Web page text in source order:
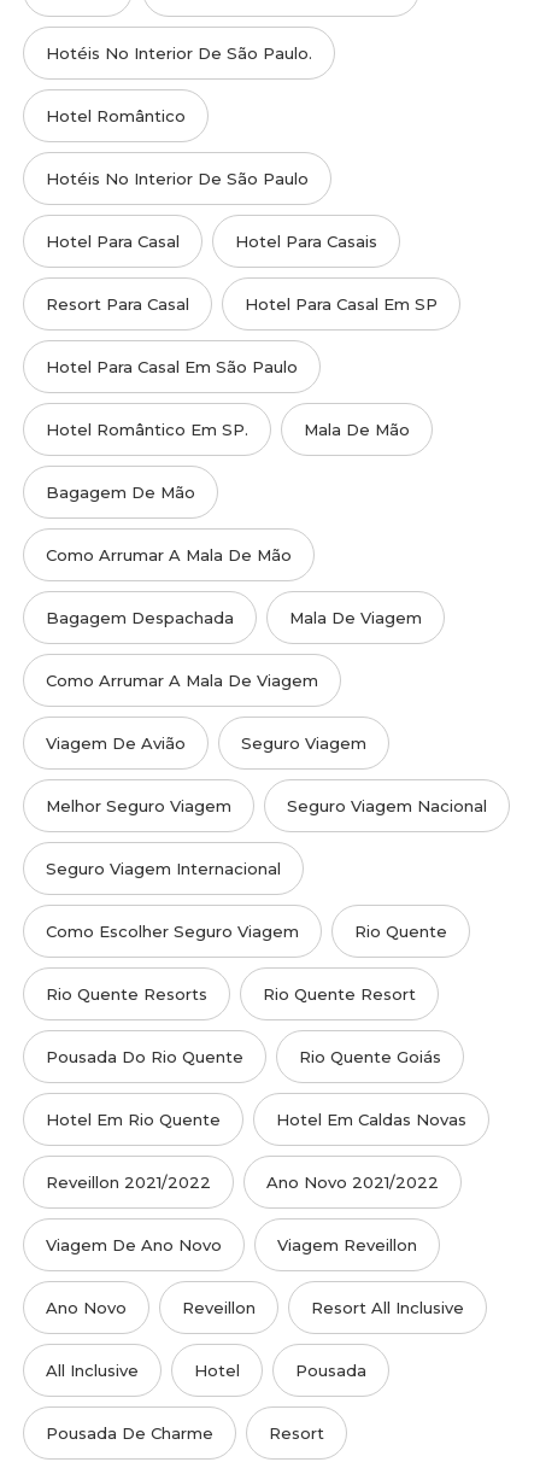
Hotéis No Interior De São Paulo.
Hotel Romântico
Hotéis No Interior De São Paulo
Hotel Para Casal Hotel Para Casais
Resort Para Casal Hotel Para Casal Em SP
Hotel Para Casal Em São Paulo
Hotel Romântico Em SP. Mala De Mão
Bagagem De Mão
Como Arrumar A Mala De Mão
Bagagem Despachada Mala De Viagem
Como Arrumar A Mala De Viagem
Viagem De Avião Seguro Viagem
Melhor Seguro Viagem Seguro Viagem Nacional
Seguro Viagem Internacional
Como Escolher Seguro Viagem Rio Quente
Rio Quente Resorts Rio Quente Resort
Pousada Do Rio Quente Rio Quente Goiás
Hotel Em Rio Quente Hotel Em Caldas Novas
Reveillon 2021/2022 Ano Novo 2021/2022
Viagem De Ano Novo Viagem Reveillon
Ano Novo Reveillon Resort All Inclusive
All Inclusive Hotel Pousada
Pousada De Charme Resort